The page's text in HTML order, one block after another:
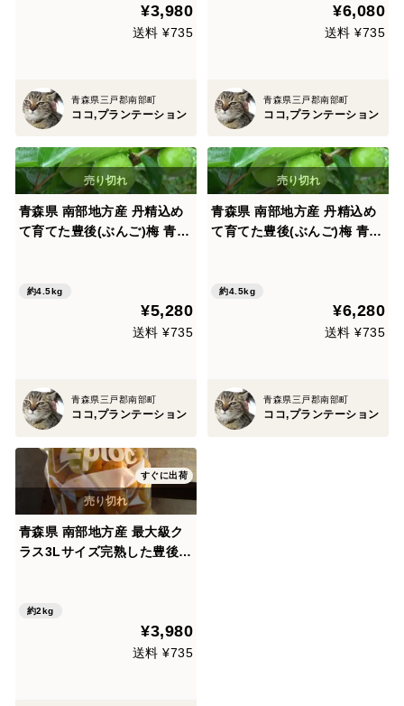
¥3,980
送料 ¥735
青森県三戸郡南部町
ココ,プランテーション
¥6,080
送料 ¥735
青森県三戸郡南部町
ココ,プランテーション
青森県 南部地方産 丹精込め
て育てた豊後(ぶんご)梅 青梅
産者直送 梅漬け 梅酒 梅シロ
ップ作りに,いかがですか
約4.5kg
¥5,280
送料 ¥735
青森県三戸郡南部町
ココ,プランテーション
青森県 南部地方産 丹精込め
て育てた豊後(ぶんご)梅 青梅
生産者直送 梅漬け 梅酒 梅シ
ロップ作りに,いかがですか
約4.5kg
¥6,280
送料 ¥735
青森県三戸郡南部町
ココ,プランテーション
すぐに出荷
青森県 南部地方産 最大級ク
ラス3Lサイズ完熟した豊後
生産者直送品 梅漬け 梅酒 梅
約2kg
¥3,980
送料 ¥735